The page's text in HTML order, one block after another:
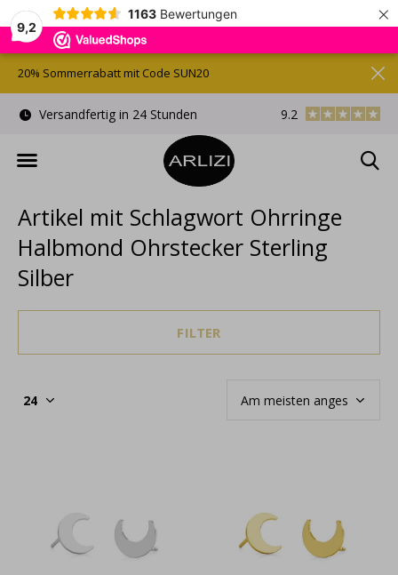
9,2
1163 Bewertungen ×
Versandfertig in 24 Stunden Kostenlose
9.2
20% Sommerrabatt mit Code SUN20
Artikel mit Schlagwort Ohrringe
Halbmond Ohrstecker Sterling
Silber
FILTER